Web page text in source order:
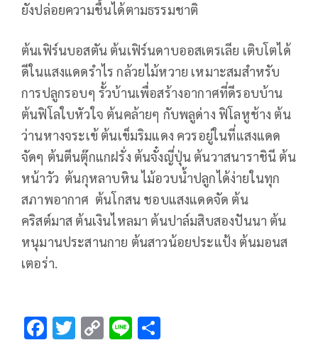
ยังปล่อยความชื้นได้ตามธรรมชาติ
ต้นเฟิร์นบอสตัน ต้นเฟิร์นดาบออสเตรเลีย เติบโตได้
ดีในแสงแดดรำไร กล้วยไม้หวาย เหมาะสมสำหรับ
การปลูกรอบๆ รั้วบ้านเพื่อสร้างอากาศที่ดีรอบบ้าน
ต้นฟิโลใบหัวใจ ต้นคล้ายๆ กับพลูด่าง ฟิโลหูช้าง ต้น
ว่านหางจระเข้ ต้นเข็มริมแดง ควรอยู่ในที่แสงแดด
จัดๆ ต้นตีนตุ๊กแกฝรั่ง ต้นจั๋งญี่ปุ่น ต้นวาสนาราชินี ต้น
หน้าวัว ต้นกุหลาบหิน ไม้อวบน้ำปลูกได้ง่ายในทุก
สภาพอากาศ ต้นโกสน ชอบแสงแดดจัด ต้น
คริสต์มาส ต้นเงินไหลมา ต้นปาล์มสิบสองปันนา ต้น
หนุมานประสานกาย ต้นสาวน้อยประแป้ง ต้นมอนส
เตอร่า.
F T C Li